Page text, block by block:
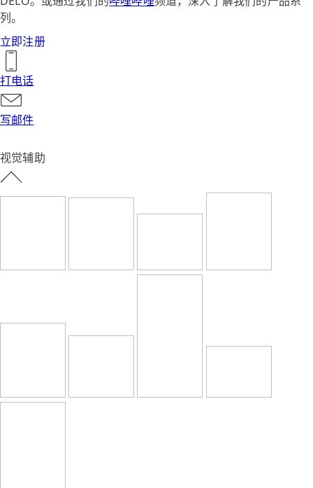
列。
立即注册
打电话
写邮件
视觉辅助